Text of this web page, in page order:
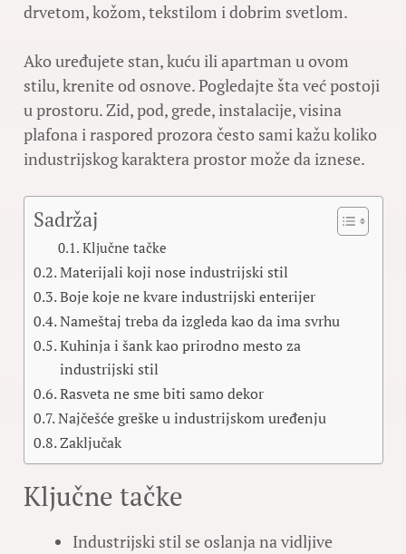
drvetom, kožom, tekstilom i dobrim svetlom.
Ako uređujete stan, kuću ili apartman u ovom
stilu, krenite od osnove. Pogledajte šta već postoji
u prostoru. Zid, pod, grede, instalacije, visina
plafona i raspored prozora često sami kažu koliko
industrijskog karaktera prostor može da iznese.
Sadržaj
Ključne tačke
Materijali koji nose industrijski stil
Boje koje ne kvare industrijski enterijer
Nameštaj treba da izgleda kao da ima svrhu
Kuhinja i šank kao prirodno mesto za
industrijski stil
Rasveta ne sme biti samo dekor
Najčešće greške u industrijskom uređenju
Zaključak
Ključne tačke
Industrijski stil se oslanja na vidljive